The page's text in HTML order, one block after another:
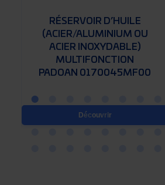
RÉSERVOIR D’HUILE
(ACIER/ALUMINIUM OU
ACIER INOXYDABLE)
MULTIFONCTION
PADOAN 0170045MF00
Découvrir